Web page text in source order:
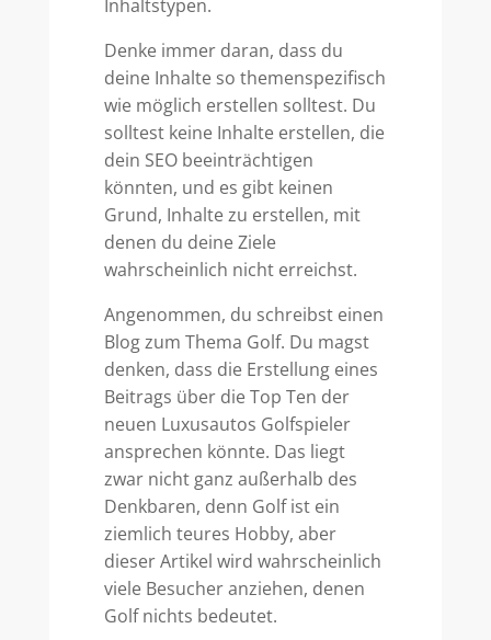
Inhaltstypen.
Denke immer daran, dass du
deine Inhalte so themenspezifisch
wie möglich erstellen solltest. Du
solltest keine Inhalte erstellen, die
dein SEO beeinträchtigen
könnten, und es gibt keinen
Grund, Inhalte zu erstellen, mit
denen du deine Ziele
wahrscheinlich nicht erreichst.
Angenommen, du schreibst einen
Blog zum Thema Golf. Du magst
denken, dass die Erstellung eines
Beitrags über die Top Ten der
neuen Luxusautos Golfspieler
ansprechen könnte. Das liegt
zwar nicht ganz außerhalb des
Denkbaren, denn Golf ist ein
ziemlich teures Hobby, aber
dieser Artikel wird wahrscheinlich
viele Besucher anziehen, denen
Golf nichts bedeutet.